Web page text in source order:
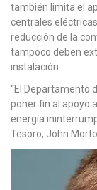
también limita el
centrales
reducción de la
tampoco deben
instalación.
“El Departamento
poner fin al apoyo
energía
Tesoro, John